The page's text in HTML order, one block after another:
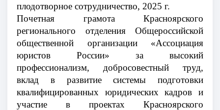
плодотворное сотрудничество, 2025 г.
Почетная грамота Красноярского
регионального отделения Общероссийской
общественной организации «Ассоциация
юристов России» за высокий
профессионализм, добросовестный труд,
вклад в развитие системы подготовки
квалифицированных юридических кадров и
участие в проектах Красноярского